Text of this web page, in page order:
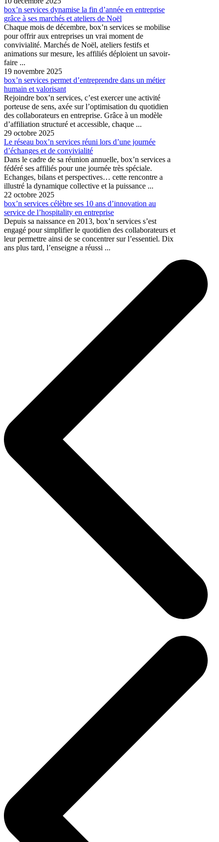
box’n services dynamise la fin d’année en entreprise
grâce à ses marchés et ateliers de Noël
Chaque mois de décembre, box’n services se mobilise
pour offrir aux entreprises un vrai moment de
convivialité. Marchés de Noël, ateliers festifs et
animations sur mesure, les affiliés déploient un savoir-
faire ...
19 novembre 2025
box’n services permet d’entreprendre dans un métier
humain et valorisant
Rejoindre box’n services, c’est exercer une activité
porteuse de sens, axée sur l’optimisation du quotidien
des collaborateurs en entreprise. Grâce à un modèle
d’affiliation structuré et accessible, chaque ...
29 octobre 2025
Le réseau box’n services réuni lors d’une journée
d’échanges et de convivialité
Dans le cadre de sa réunion annuelle, box’n services a
fédéré ses affiliés pour une journée très spéciale.
Echanges, bilans et perspectives… cette rencontre a
illustré la dynamique collective et la puissance ...
22 octobre 2025
box’n services célèbre ses 10 ans d’innovation au
service de l’hospitality en entreprise
Depuis sa naissance en 2013, box’n services s’est
engagé pour simplifier le quotidien des collaborateurs et
leur permettre ainsi de se concentrer sur l’essentiel. Dix
ans plus tard, l’enseigne a réussi ...